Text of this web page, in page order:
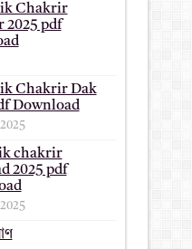
Chakrir
2025 pdf
Chakrir Dak
Download
chakrir
2025 pdf